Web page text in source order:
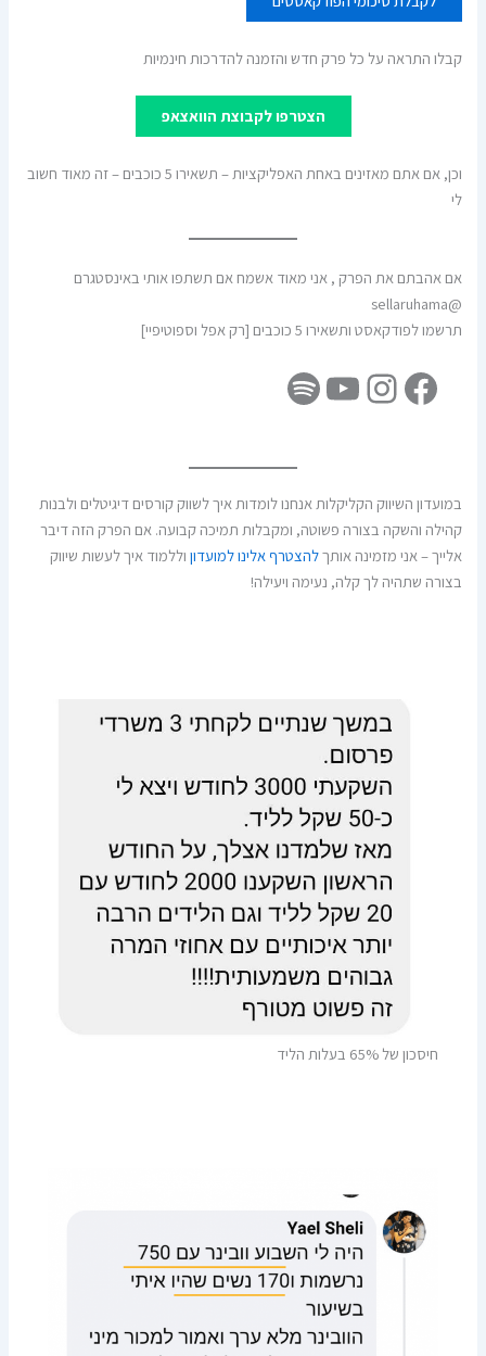
קבלו התראה על כל פרק חדש והזמנה להדרכות חינמיות
הצטרפו לקבוצת הוואצאפ
וכן, אם אתם מאזינים באחת האפליקציות – תשאירו 5 כוכבים – זה מאוד חשוב
לי
אם אהבתם את הפרק , אני מאוד אשמח אם תשתפו אותי באינסטגרם
@sellaruhama
תרשמו לפודקאסט ותשאירו 5 כוכבים [רק אפל וספוטיפיי]
במועדון השיווק הקליקלות אנחנו לומדות איך לשווק קורסים דיגיטלים ולבנות
קהילה והשקה בצורה פשוטה, ומקבלות תמיכה קבועה. אם הפרק הזה דיבר
אלייך – אני מזמינה אותךלהצטרף אלינו למועדון וללמוד איך לעשות שיווק
בצורה שתהיה לך קלה, נעימה ויעילה!
חיסכון של 65% בעלות הליד